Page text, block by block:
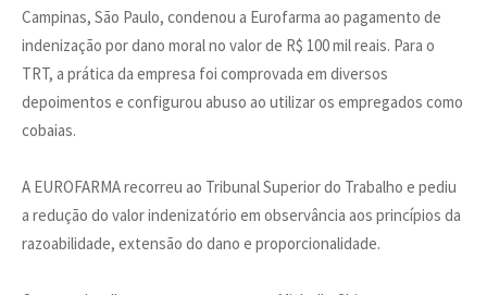
Campinas, São Paulo, condenou a Eurofarma ao pagamento de
indenização por dano moral no valor de R$ 100 mil reais. Para o
TRT, a prática da empresa foi comprovada em diversos
depoimentos e configurou abuso ao utilizar os empregados como
cobaias.
A EUROFARMA recorreu ao Tribunal Superior do Trabalho e pediu
a redução do valor indenizatório em observância aos princípios da
razoabilidade, extensão do dano e proporcionalidade.